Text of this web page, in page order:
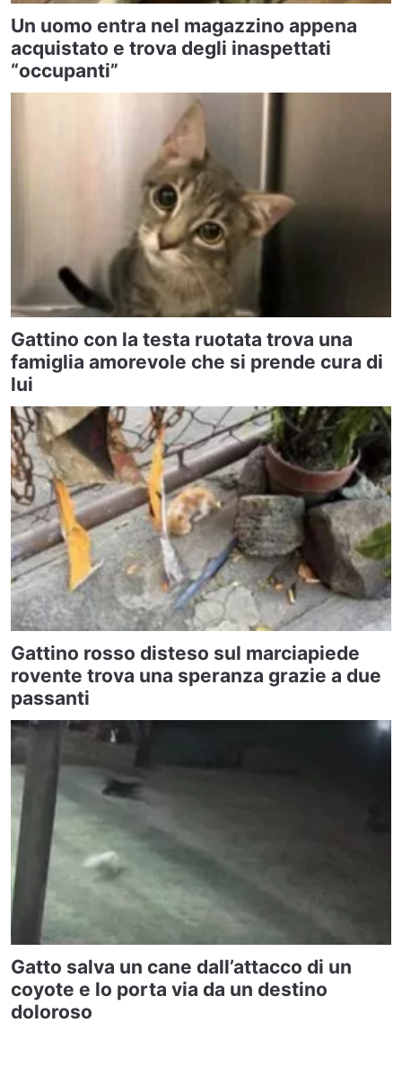
Un uomo entra nel magazzino appena
acquistato e trova degli inaspettati
“occupanti”
Gattino con la testa ruotata trova una
famiglia amorevole che si prende cura di
lui
Gattino rosso disteso sul marciapiede
rovente trova una speranza grazie a due
passanti
Gatto salva un cane dall’attacco di un
coyote e lo porta via da un destino
doloroso